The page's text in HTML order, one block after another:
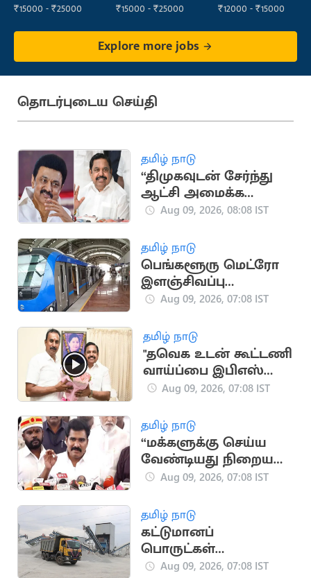
₹15000 - ₹25000 Sales)
₹15000 - ₹25000 ₹12000 - ₹15000
Explore more jobs
தொடர்புடைய செய்தி
தமிழ் நாடு
“திமுகவுடன் சேர்ந்து
ஆட்சி அமைக்க
இபிஎஸ் எடுத்த முடிவு
எஸ்.பி.வேலுமணி
Aug 09, 2026, 08:08 IST
தமிழ் நாடு
பெங்களூரு மெட்ரோ
இளஞ்சிவப்பு
வழித்தடத்தில் ஆக.12-
தொடக்கம்
Aug 09, 2026, 07:08 IST
தமிழ் நாடு
"தவெக உடன் கூட்டணி
வாய்ப்பை இபிஎஸ்
பயன்படுத்தவில்லை"..
Aug 09, 2026, 07:08 IST
தமிழ் நாடு
“மக்களுக்கு செய்ய
வேண்டியது நிறைய
இருக்கு” - அமைச்சர்
Aug 09, 2026, 07:08 IST
தமிழ் நாடு
கட்டுமானப்
பொருட்கள்
விலைப்பட்டியல்
Aug 09, 2026, 07:08 IST